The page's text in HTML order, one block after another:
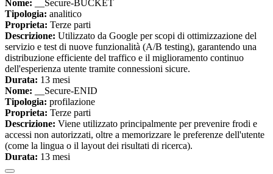
Nome: __Secure-BUCKET
Tipologia: analitico
Proprieta: Terze parti
Descrizione: Utilizzato da Google per scopi di ottimizzazione del
servizio e test di nuove funzionalità (A/B testing), garantendo una
distribuzione efficiente del traffico e il miglioramento continuo
dell'esperienza utente tramite connessioni sicure.
Durata: 13 mesi
Nome: __Secure-ENID
Tipologia: profilazione
Proprieta: Terze parti
Descrizione: Viene utilizzato principalmente per prevenire frodi e
accessi non autorizzati, oltre a memorizzare le preferenze dell'utente
(come la lingua o il layout dei risultati di ricerca).
Durata: 13 mesi